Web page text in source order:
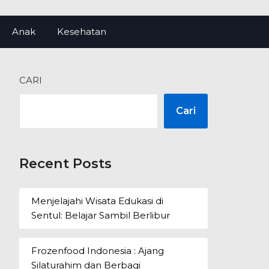
Anak Kesehatan
CARI
Cari
Recent Posts
Menjelajahi Wisata Edukasi di
Sentul: Belajar Sambil Berlibur
Frozenfood Indonesia : Ajang
Silaturahim dan Berbagi